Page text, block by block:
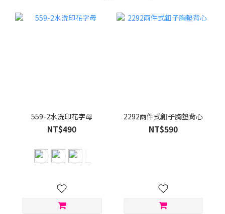
559-2水洗印花字母
NT$490
2292兩件式釦子胸墊背心
NT$590